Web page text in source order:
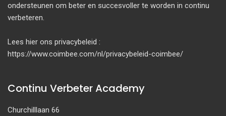
ondersteunen om beter en succesvoller te worden in continu
verbeteren.
Lees hier ons privacybeleid :
https://www.coimbee.com/nl/privacybeleid-coimbee/
Continu Verbeter Academy
Churchilllaan 66